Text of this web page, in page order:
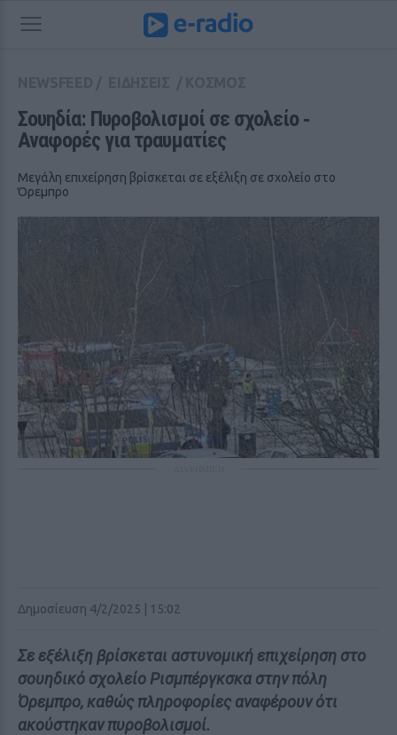
Σουηδία: Πυροβολισμοί σε σχολείο ‑
Αναφορές για τραυματίες
Μεγάλη επιχείρηση βρίσκεται σε εξέλιξη σε σχολείο στο
Όρεμπρο
Δημοσίευση 4/2/2025 | 15:02
Σε εξέλιξη βρίσκεται αστυνομική επιχείρηση στο
σουηδικό σχολείο Ρισμπέργκσκα στην πόλη
Όρεμπρο, καθώς πληροφορίες αναφέρουν ότι
ακούστηκαν πυροβολισμοί.